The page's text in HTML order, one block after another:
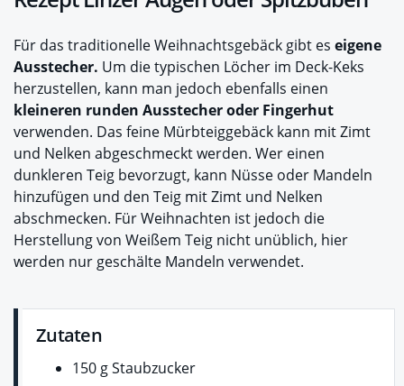
Für das traditionelle Weihnachtsgebäck gibt es eigene
Ausstecher. Um die typischen Löcher im Deck-Keks
herzustellen, kann man jedoch ebenfalls einen
kleineren runden Ausstecher oder Fingerhut
verwenden. Das feine Mürbteiggebäck kann mit Zimt
und Nelken abgeschmeckt werden. Wer einen
dunkleren Teig bevorzugt, kann Nüsse oder Mandeln
hinzufügen und den Teig mit Zimt und Nelken
abschmecken. Für Weihnachten ist jedoch die
Herstellung von Weißem Teig nicht unüblich, hier
werden nur geschälte Mandeln verwendet.
Zutaten
150 g Staubzucker